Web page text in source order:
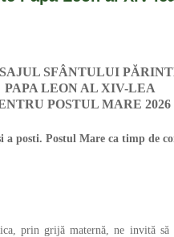
SFÂNTULUI
PAPA LEON AL XIV-LEA
POSTUL MARE 2026
a posti. Postul Mare ca timp de
prin grijă maternă, ne invită